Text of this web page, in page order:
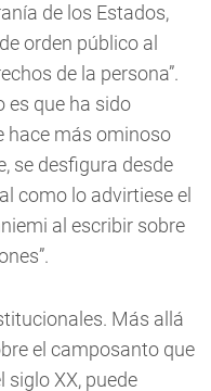
de los Estados,
orden público al
de la persona”.
es que ha sido
hace más ominoso
se desfigura desde
como lo advirtiese el
al escribir sobre
Más allá
el camposanto que
siglo XX, puede